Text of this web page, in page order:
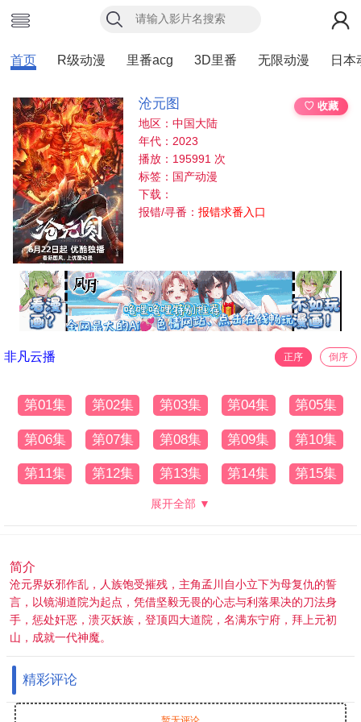
首页 R级动漫 里番acg 3D里番 无限动漫 日本
沧元图
♡ 收藏
地区：中国大陆
年代：2023
播放：195991 次
标签：国产动漫
下载：
报错/寻番：报错求番入口
非凡云播 正序 倒序
第01集 第02集 第03集 第04集 第05集
第06集 第07集 第08集 第09集 第10集
第11集 第12集 第13集 第14集 第15集
展开全部 ▼
简介
沧元界妖邪作乱，人族饱受摧残，主角孟川自小立下为母复仇的誓
言，以镜湖道院为起点，凭借坚毅无畏的心志与利落果决的刀法身
手，惩处奸恶，溃灭妖族，登顶四大道院，名满东宁府，拜上元初
山，成就一代神魔。
精彩评论